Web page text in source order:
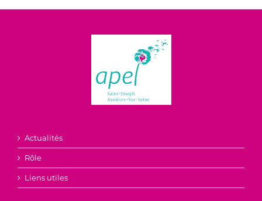
Actualités
Rôle
Liens utiles